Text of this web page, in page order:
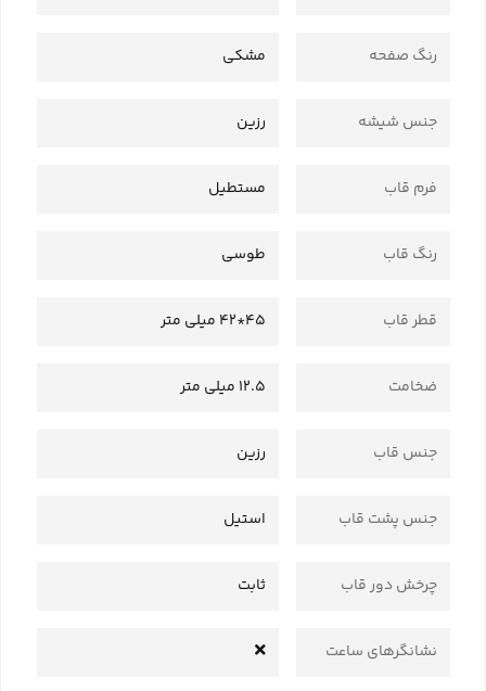
رنگ صفحه مشکی
جنس شیشه رزین
فرم قاب مستطیل
رنگ قاب طوسی
قطر قاب 45*42 میلی متر
ضخامت 12.5 میلی متر
جنس قاب رزین
جنس پشت قاب استیل
چرخش دور قاب ثابت
نشانگرهای ساعت